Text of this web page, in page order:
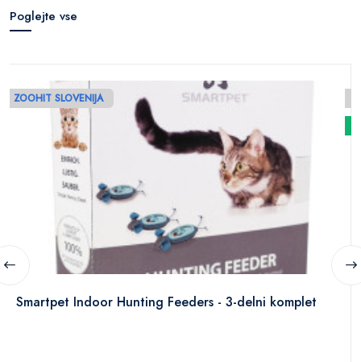
Poglejte vse
ZOOHIT SLOVENIJA
Smartpet Indoor Hunting Feeders - 3-delni komplet